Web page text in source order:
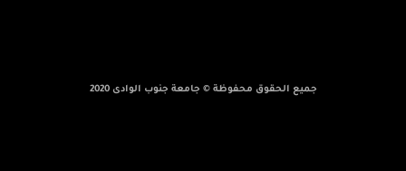
جميع الحقوق محفوظة © جامعة جنوب الوادى 2020